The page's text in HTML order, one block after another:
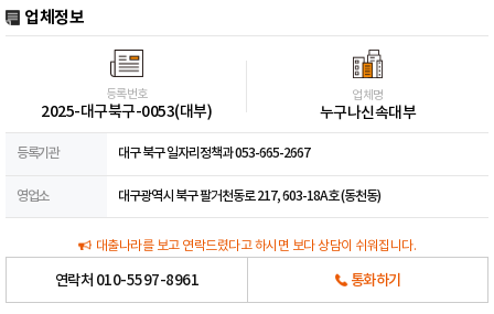
업체정보
등록번호
2025-대구북구-0053(대부)
업체명
누구나신속대부
등록기관 대구 북구 일자리정책과 053-665-2667
영업소 대구광역시 북구 팔거천동로 217, 603-18A호 (동천동)
대출나라를 보고 연락드렸다고 하시면 보다 상담이 쉬워집니다.
연락처 010-5597-8961 통화하기